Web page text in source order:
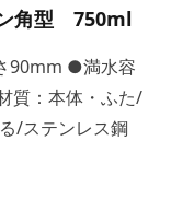
ン角型 750ml
90mm ●満水容
質：本体・ふた/
/ステンレス鋼